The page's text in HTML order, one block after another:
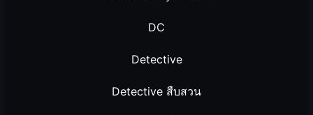
DC
Detective
Detective สืบสวน